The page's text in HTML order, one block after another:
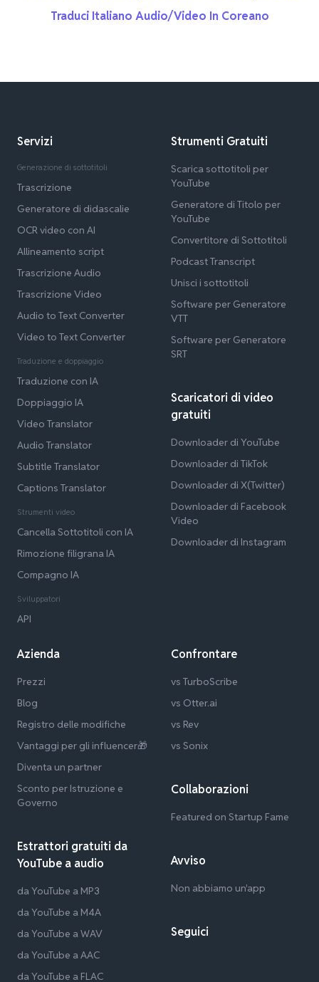
Traduci Italiano Audio/Video In Coreano
Servizi
Generazione di sottotitoli
Trascrizione
Generatore di didascalie
OCR video con AI
Allineamento script
Trascrizione Audio
Trascrizione Video
Audio to Text Converter
Video to Text Converter
Traduzione e doppiaggio
Traduzione con IA
Doppiaggio IA
Video Translator
Audio Translator
Subtitle Translator
Captions Translator
Strumenti video
Cancella Sottotitoli con IA
Rimozione filigrana IA
Compagno IA
Sviluppatori
API
Strumenti Gratuiti
Scarica sottotitoli per
YouTube
Generatore di Titolo per
YouTube
Convertitore di Sottotitoli
Podcast Transcript
Unisci i sottotitoli
Software per Generatore
VTT
Software per Generatore
SRT
Scaricatori di video
gratuiti
Downloader di YouTube
Downloader di TikTok
Downloader di X(Twitter)
Downloader di Facebook
Video
Downloader di Instagram
Azienda
Prezzi
Blog
Registro delle modifiche
Vantaggi per gli influencer🎁
Diventa un partner
Sconto per Istruzione e
Governo
Estrattori gratuiti da
YouTube a audio
da YouTube a MP3
da YouTube a M4A
da YouTube a WAV
da YouTube a AAC
da YouTube a FLAC
Confrontare
vs TurboScribe
vs Otter.ai
vs Rev
vs Sonix
Collaborazioni
Featured on Startup Fame
Avviso
Non abbiamo un'app
Seguici